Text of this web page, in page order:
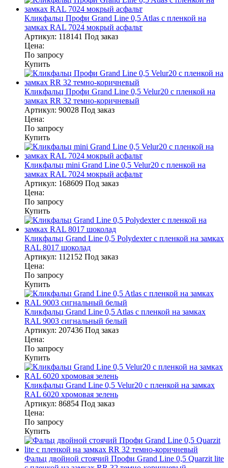
Кликфальц Профи Grand Line 0,5 Atlas с пленкой на
замках RAL 7024 мокрый асфальт
Артикул: 118141 Под заказ
Цена:
По запросу
Купить
Кликфальц Профи Grand Line 0,5 Velur20 с пленкой на
замках RR 32 темно-коричневый
Артикул: 90028 Под заказ
Цена:
По запросу
Купить
Кликфальц mini Grand Line 0,5 Velur20 с пленкой на
замках RAL 7024 мокрый асфальт
Артикул: 168609 Под заказ
Цена:
По запросу
Купить
Кликфальц Grand Line 0,5 Polydexter с пленкой на замках
RAL 8017 шоколад
Артикул: 112152 Под заказ
Цена:
По запросу
Купить
Кликфальц Grand Line 0,5 Atlas с пленкой на замках
RAL 9003 сигнальный белый
Артикул: 207436 Под заказ
Цена:
По запросу
Купить
Кликфальц Grand Line 0,5 Velur20 с пленкой на замках
RAL 6020 хромовая зелень
Артикул: 86854 Под заказ
Цена:
По запросу
Купить
Фальц двойной стоячий Профи Grand Line 0,5 Quarzit lite